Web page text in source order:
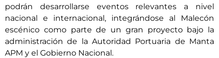
podrán desarrollarse eventos relevantes a nivel
nacional e internacional, integrándose al Malecón
escénico como parte de un gran proyecto bajo la
administración de la Autoridad Portuaria de Manta
APM y el Gobierno Nacional.